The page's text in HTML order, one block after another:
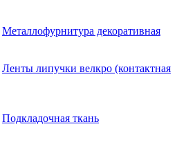
Металлофурнитура декоративная
Ленты липучки велкро (контактная
Подкладочная ткань